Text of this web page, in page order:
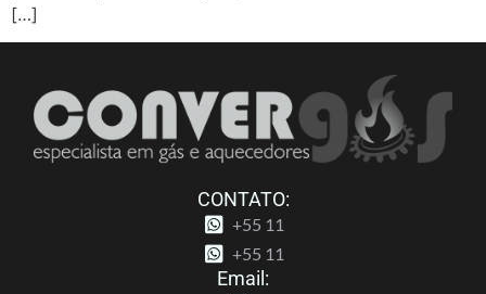
[…]
CONTATO:
+55 11
+55 11
Email: